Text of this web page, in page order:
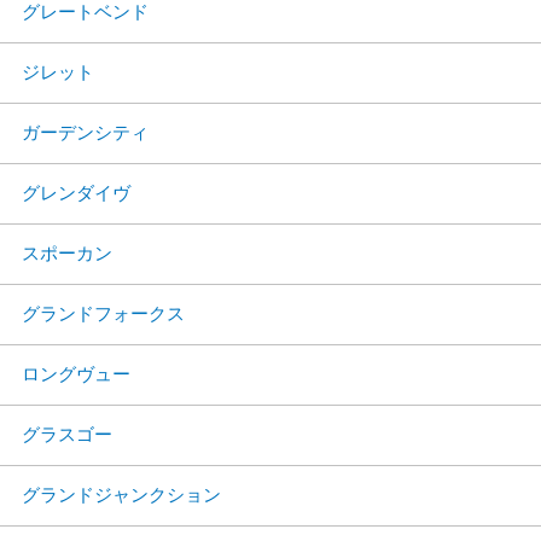
グレートベンド
ジレット
ガーデンシティ
グレンダイヴ
スポーカン
グランドフォークス
ロングヴュー
グラスゴー
グランドジャンクション